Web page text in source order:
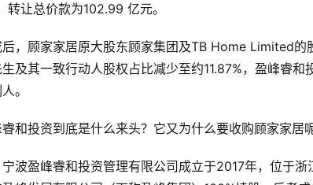
让总价款为102.99 亿元。
，顾家家居原大股东顾家集团及TB Home Limited的
及其一致行动人股权占比减少至约11.87%，盈峰睿
。
和投资到底是什么来头？它又为什么要收购顾家家居
波盈峰睿和投资管理有限公司成立于2017年，位于